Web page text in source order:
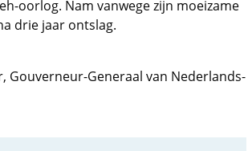
oorlog. Nam vanwege zijn moeizame
drie jaar ontslag.
Gouverneur-Generaal van Nederlands-